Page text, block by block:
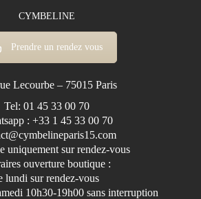
CYMBELINE
Prendre un rendez vous
Lecourbe – 75015 Paris
Tel: 01 45 33 00 70
: +33 1 45 33 00 70
uniquement sur rendez-vous
ouverture boutique :
lundi sur rendez-vous
10h30-19h00 sans interruption